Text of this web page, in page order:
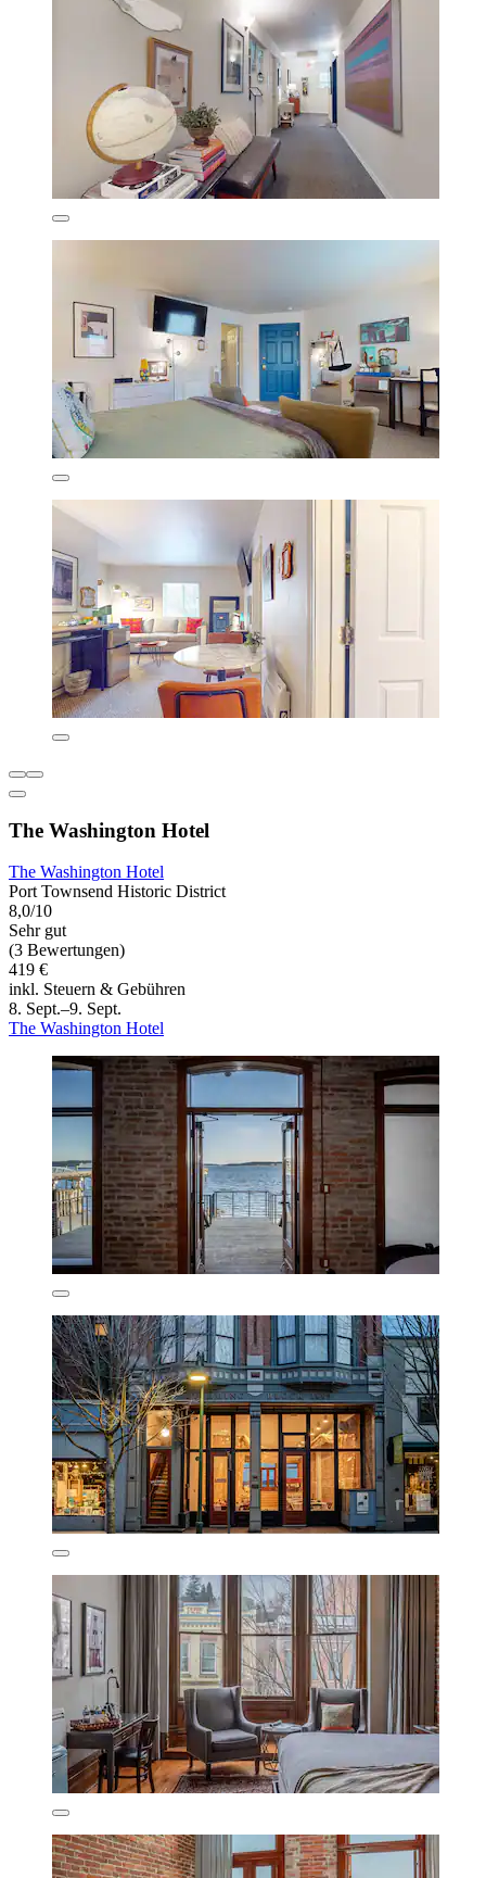
The Washington Hotel
The Washington Hotel
Port Townsend Historic District
8,0/10
Sehr gut
(3 Bewertungen)
419 €
inkl. Steuern & Gebühren
8. Sept.–9. Sept.
The Washington Hotel